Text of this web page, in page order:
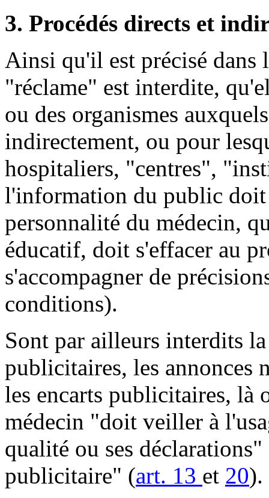
3. Procédés directs et
Ainsi qu'il est précisé dans
"réclame" est interdite,
ou des organismes
indirectement, ou pour
hospitaliers, "centres",
l'information du public doit
personnalité du médecin,
éducatif, doit s'effacer au
s'accompagner de
conditions).
Sont par ailleurs interdits
publicitaires, les annonces
les encarts publicitaires, là
médecin "doit veiller à
qualité ou ses
publicitaire" (art. 13 et 20).